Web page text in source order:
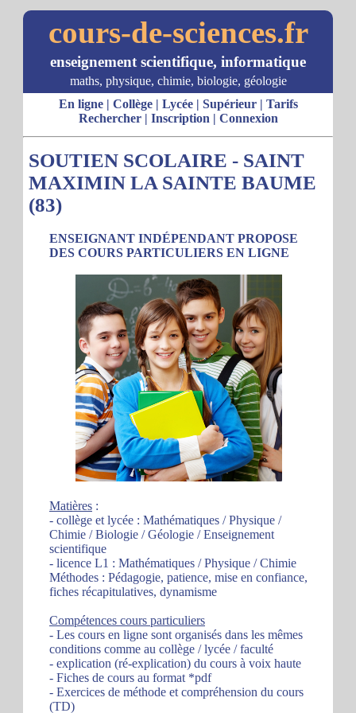
cours-de-sciences.fr
enseignement scientifique, informatique
maths, physique, chimie, biologie, géologie
En ligne| Collège| Lycée| Supérieur| Tarifs
Rechercher| Inscription | Connexion
SOUTIEN SCOLAIRE - SAINT
MAXIMIN LA SAINTE BAUME
(83)
ENSEIGNANT INDÉPENDANT PROPOSE
DES COURS PARTICULIERS EN LIGNE
Matières :
- collège et lycée : Mathématiques / Physique /
Chimie / Biologie / Géologie / Enseignement
scientifique
- licence L1 : Mathématiques / Physique / Chimie
Méthodes : Pédagogie, patience, mise en confiance,
fiches récapitulatives, dynamisme
Compétences cours particuliers
- Les cours en ligne sont organisés dans les mêmes
conditions comme au collège / lycée / faculté
- explication (ré-explication) du cours à voix haute
- Fiches de cours au format *pdf
- Exercices de méthode et compréhension du cours
(TD)